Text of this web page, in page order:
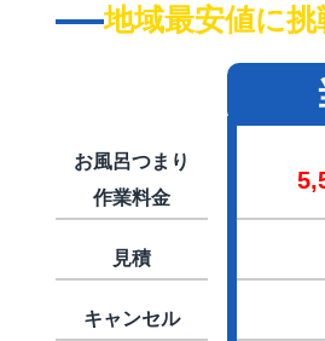
地域最安値に挑
お風呂つまり
作業料金
見積
キャンセル